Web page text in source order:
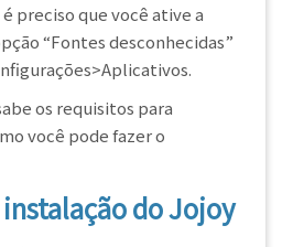
preciso que você ative a
“Fontes desconhecidas”
os requisitos para
você pode fazer o
do Jojoy